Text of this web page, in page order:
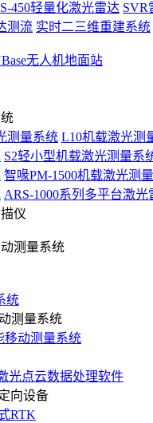
450轻量化激光雷达 SVR
测流 实时二三维重建系统
无人机地面站
测量系统 L10机载激光测
S2轻小型机载激光测量系
智喙PM-1500机载激光测
ARS-1000系列多平台激光
仪
测量系统
统
测量系统
移动测量系统
光点云数据处理软件
向设备
RTK